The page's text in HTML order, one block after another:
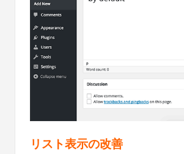
リスト表示の改善